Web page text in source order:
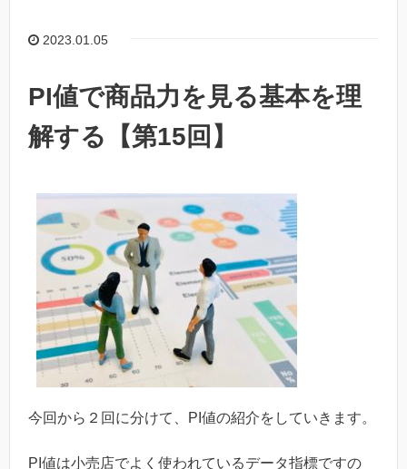
2023.01.05
PI値で商品力を見る基本を理
解する【第15回】
今回から２回に分けて、PI値の紹介をしていきます。
PI値は小売店でよく使われているデータ指標ですの